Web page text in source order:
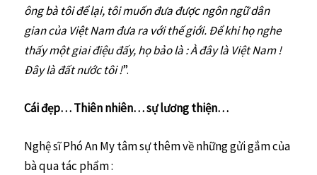
ông bà tôi để lại, tôi muốn đưa được ngôn ngữ dân
gian của Việt Nam đưa ra với thế giới. Để khi họ nghe
thấy một giai điệu đấy, họ bảo là : À đây là Việt Nam !
Đây là đất nước tôi !”.
Cái đẹp… Thiên nhiên… sự lương thiện…
Nghệ sĩ Phó An My tâm sự thêm về những gửi gắm của
bà qua tác phẩm :